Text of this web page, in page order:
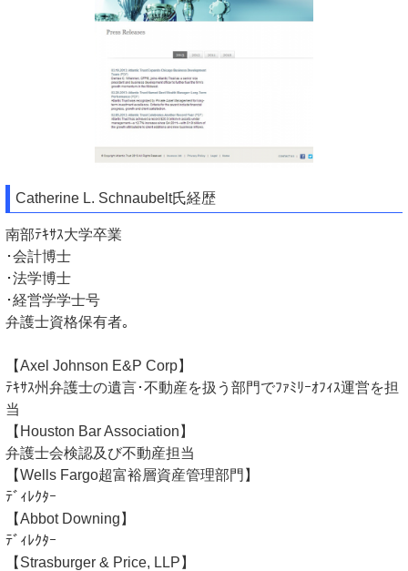
Catherine L. Schnaubelt氏経歴
南部ﾃｷｻｽ大学卒業
･会計博士
･法学博士
･経営学学士号
弁護士資格保有者｡
【Axel Johnson E&P Corp】
ﾃｷｻｽ州弁護士の遺言･不動産を扱う部門でﾌｧﾐﾘｰｵﾌｨｽ運営を担
当
【Houston Bar Association】
弁護士会検認及び不動産担当
【Wells Fargo超富裕層資産管理部門】
ﾃﾞｨﾚｸﾀｰ
【Abbot Downing】
ﾃﾞｨﾚｸﾀｰ
【Strasburger & Price, LLP】